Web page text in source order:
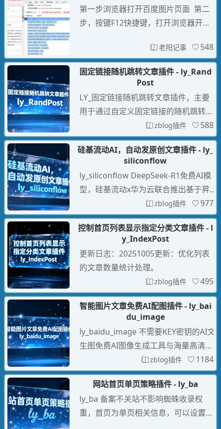
第一步浏览器打开百度图片页面 第二
步，按键F12快捷键，打开浏览器开发
下刷新，然后在名称栏选择第一个点
击。第三步，在右侧第一个标头功能，
找到请求标头信息，然后全选复制到插
件粘贴设置。
老阳记事 548
固定链接随机跳转文章插件 - ly_Rand
Post
LY_固定链接随机跳转文章插件，主要
用于通过自定义固定链接的随机跳转策
略，提升网站内容曝光率、用户停留时
间及搜索引擎友好度，通过智能化的内
容分发机制，间接提升了网站的SEO表
现，其分类控制、路径自定义功能，既
保障了用户体验，又符合搜索引擎算法
规则，尤其适合内容量大、需激活长尾
流量的网站，结合其他SE
zblog插件 588
硅基流动AI，自动发原创文章插件 - ly_
siliconflow
ly_siliconflow DeepSeek-R1免费AI模
型，硅基流动x华为云联合推出基于昇
腾云的DeepSeek R1 V3推理服务，硅
基流动致力于打造规模化、标准化、高
效能 AI Infra 平台，提供高效能、低成
本的多品类 AI 模型服务，自动文本生
成的神器，原创文章创作新利器让你轻
松创作
zblog插件 977
控制首页列表显示指定分类文章插件 - l
y_IndexPost
更新日志：20251005更新：优化列表
的文章数量统计处理。
zblog插件 495
智能图片文章免费AI配图插件 - ly_bai
du_image
ly_baidu_image 不需要KEY密钥的AI文
生图免费AI图像生成工具与海量高清
图，免费智能AI图像生成工具与海量高
清图片资源，根据文章标题内容自动生
成文章AI图片，自动添加标题水印随机
背景颜色
zblog插件 1184
网站首页单页策略插件 - ly_ba
ly_ba 备案不关站不影响蜘蛛收录权
重，首页为单页相关信息，可以设置备